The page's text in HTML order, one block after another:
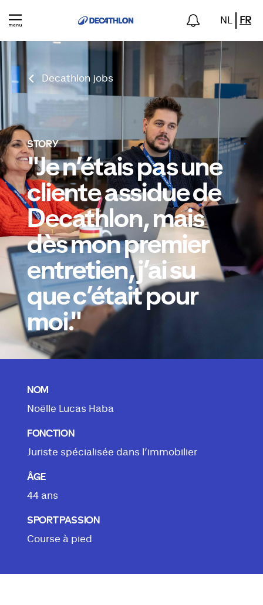
NL FR
Decathlon jobs
STORY
"Je n’étais pas une
cliente assidue de
Decathlon, mais
dès mon premier
entretien, j’ai su
que c’était pour
moi."
NOM
Noëlle Lucas Haba
FONCTION
Juriste spécialisée dans l’immobilier
ÂGE
44 ans
SPORT PASSION
Course à pied